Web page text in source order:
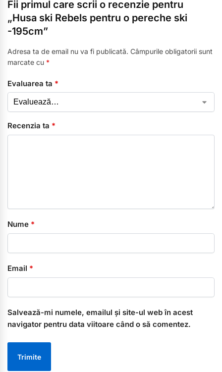
Fii primul care scrii o recenzie pentru
„Husa ski Rebels pentru o pereche ski
-195cm”
Adresa ta de email nu va fi publicată. Câmpurile obligatorii sunt
marcate cu *
Evaluarea ta *
Recenzia ta *
Nume *
Email *
Salvează-mi numele, emailul și site-ul web în acest
navigator pentru data viitoare când o să comentez.